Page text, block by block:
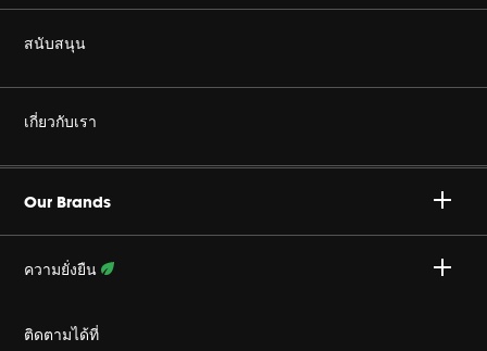
ไวเลส
เฮดโฟน
Gaming
สนับสนุน
ซื้อของแท้
ร้านค้าตัวแทนจำหน่ายอย่างเป็นทางการ
เกี่ยวกับเรา
Our Brands
ความยั่งยืน
ติดตามความพยายามของเรา
ติดตามได้ที่